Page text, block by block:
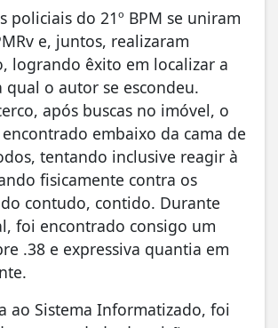
policiais do 21º BPM se uniram
e, juntos, realizaram
logrando êxito em localizar a
qual o autor se escondeu.
após buscas no imóvel, o
embaixo da cama de
tentando inclusive reagir à
fisicamente contra os
contudo, contido. Durante
foi encontrado consigo um
.38 e expressiva quantia em
ao Sistema Informatizado, foi